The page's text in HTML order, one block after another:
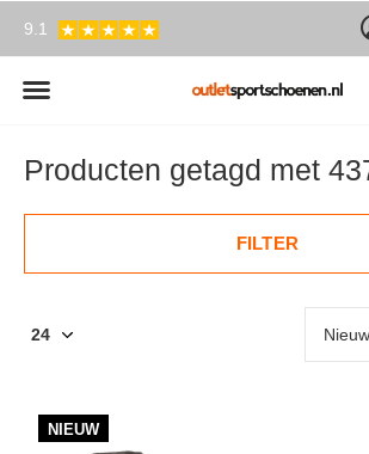
9.1
Producten getagd met
FILTER
NIEUW